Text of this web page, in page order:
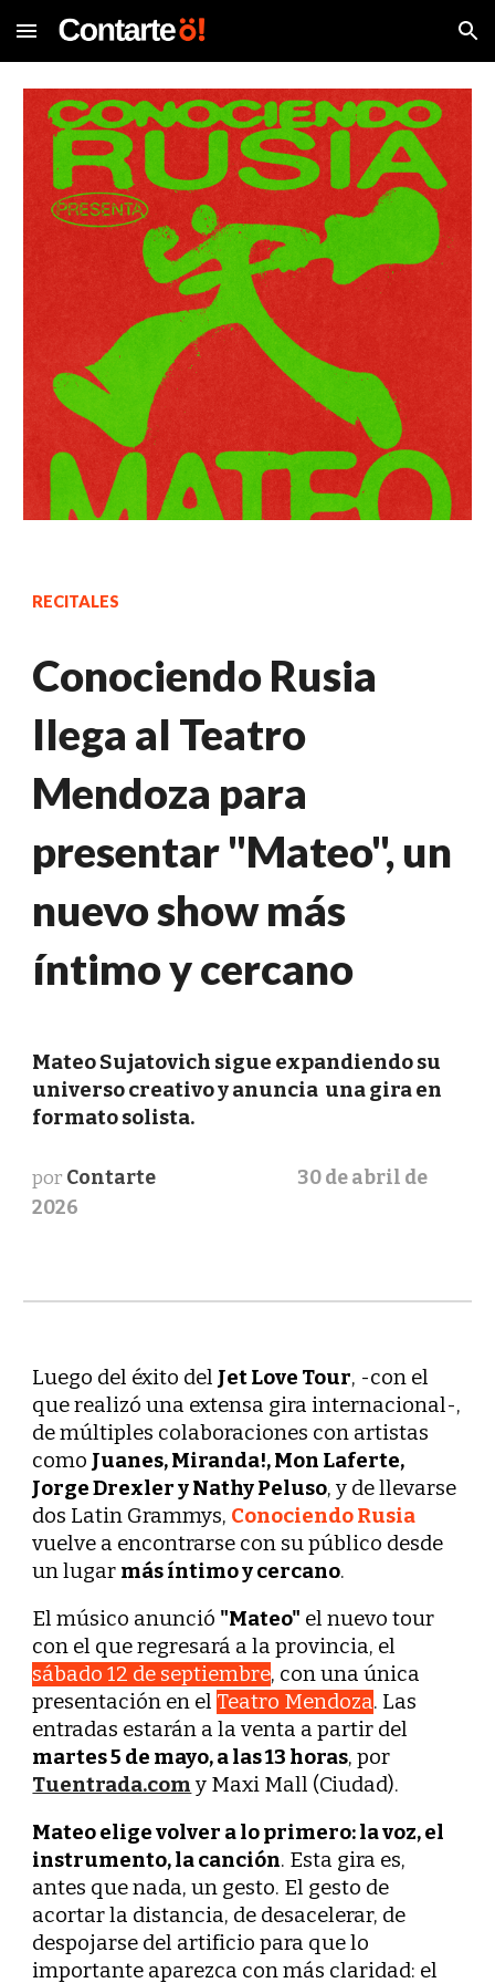
Skip to main content Skip to navigation
RECITALES
Conociendo Rusia
llega al Teatro
Mendoza para
presentar "Mateo", un
nuevo show más
íntimo y cercano
Mateo Sujatovich sigue expandiendo su
universo creativo y anuncia una gira en
formato solista.
por Contarte 30de abril de
2026
Luego del éxito del Jet Love Tour, -con el
que realizó una extensa gira internacional-,
de múltiples colaboraciones con artistas
como Juanes, Miranda!, Mon Laferte,
Jorge Drexler y Nathy Peluso, y de llevarse
dos Latin Grammys, Conociendo Rusia
vuelve a encontrarse con su público desde
un lugar más íntimo y cercano.
El músico anunció "Mateo" el nuevo tour
con el que regresará a la provincia, el
sábado 12 de septiembre, con una única
presentación en el Teatro Mendoza. Las
entradas estarán a la venta a partir del
martes 5 de mayo, a las 13 horas, por
Tuentrada.com y Maxi Mall (Ciudad).
Mateo elige volver a lo primero: la voz, el
instrumento, la canción. Esta gira es,
antes que nada, un gesto. El gesto de
acortar la distancia, de desacelerar, de
despojarse del artificio para que lo
importante aparezca con más claridad: el